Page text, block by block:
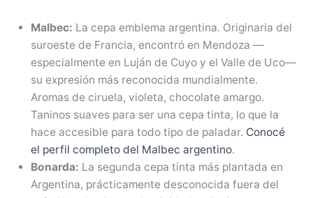
Malbec: La cepa emblema argentina. Originaria del
suroeste de Francia, encontró en Mendoza —
especialmente en Luján de Cuyo y el Valle de Uco—
su expresión más reconocida mundialmente.
Aromas de ciruela, violeta, chocolate amargo.
Taninos suaves para ser una cepa tinta, lo que la
hace accesible para todo tipo de paladar. Conocé
el perfil completo del Malbec argentino.
Bonarda: La segunda cepa tinta más plantada en
Argentina, prácticamente desconocida fuera del